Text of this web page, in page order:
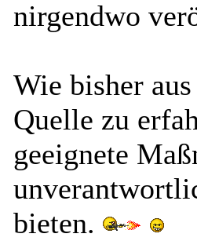
nirgendwo
Wie bisher
Quelle zu
geeignete
bieten.